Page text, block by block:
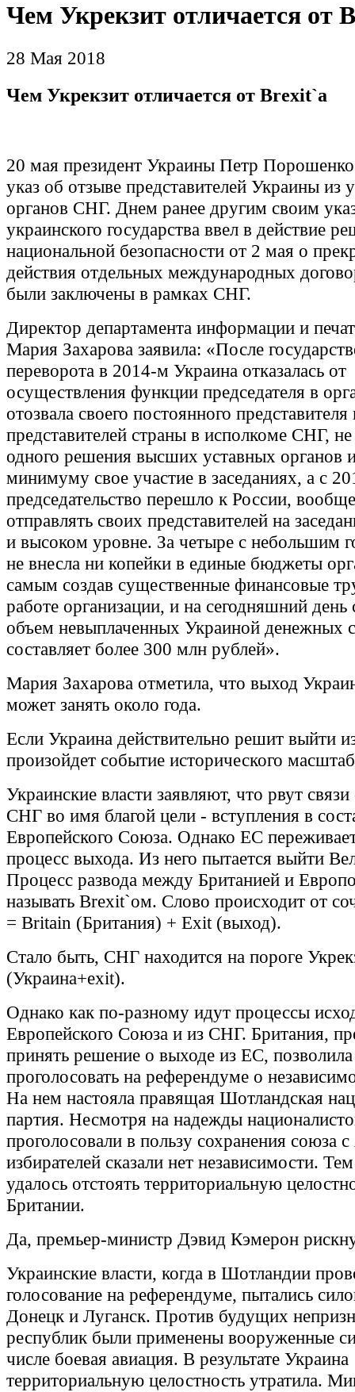
Чем Укрекзит отличается от
28 Мая 2018
Чем Укрекзит отличается от Brexit`a
20 мая президент Украины Петр
указ об отзыве представителей Украины из
органов СНГ. Днем ранее другим своим
украинского государства ввел в действие
национальной безопасности от 2 мая о
действия отдельных международных
были заключены в рамках СНГ.
Директор департамента информации и
Мария Захарова заявила: «После
переворота в 2014-м Украина отказалась от
осуществления функции председателя в
отозвала своего постоянного
представителей страны в исполкоме СНГ,
одного решения высших уставных органов
минимуму свое участие в заседаниях, а с
председательство перешло к России,
отправлять своих представителей на
и высоком уровне. За четыре с небольшим
не внесла ни копейки в единые бюджеты
самым создав существенные финансовые
работе организации, и на сегодняшний
объем невыплаченных Украиной денежных
составляет более 300 млн рублей».
Мария Захарова отметила, что выход
может занять около года.
Если Украина действительно решит выйти
произойдет событие исторического
Украинские власти заявляют, что рвут
СНГ во имя благой цели - вступления в
Европейского Союза. Однако ЕС
процесс выхода. Из него пытается выйти
Процесс развода между Британией и
называть Brexit`ом. Слово происходит от
= Britain (Британия) + Exit (выход).
Стало быть, СНГ находится на пороге
(Украина+exit).
Однако как по-разному идут процессы
Европейского Союза и из СНГ. Британия,
принять решение о выходе из ЕС,
проголосовать на референдуме о
На нем настояла правящая Шотландская
партия. Несмотря на надежды
проголосовали в пользу сохранения союза
избирателей сказали нет независимости.
удалось отстоять территориальную
Британии.
Да, премьер-министр Дэвид Кэмерон
Украинские власти, когда в Шотландии
голосование на референдуме, пытались
Донецк и Луганск. Против будущих
республик были применены вооруженные
числе боевая авиация. В результате Украина
территориальную целостность утратила.